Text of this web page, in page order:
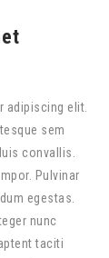
adipiscing elit.
sem
convallis.
Pulvinar
egestas.
nunc
taciti